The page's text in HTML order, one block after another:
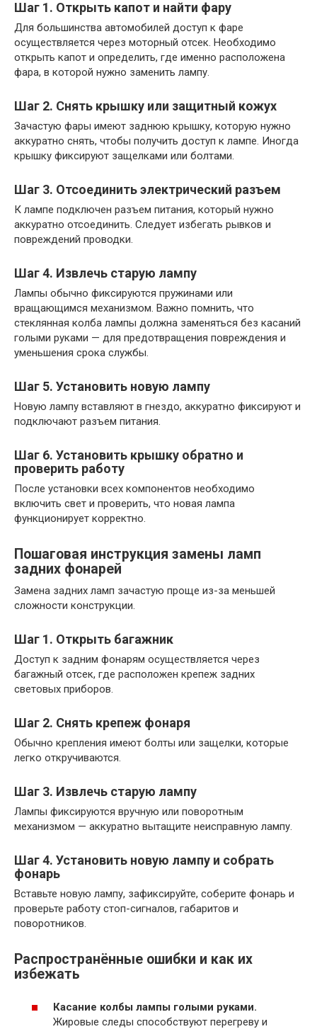
Шаг 1. Открыть капот и найти фару
Для большинства автомобилей доступ к фаре
осуществляется через моторный отсек. Необходимо
открыть капот и определить, где именно расположена
фара, в которой нужно заменить лампу.
Шаг 2. Снять крышку или защитный кожух
Зачастую фары имеют заднюю крышку, которую нужно
аккуратно снять, чтобы получить доступ к лампе. Иногда
крышку фиксируют защелками или болтами.
Шаг 3. Отсоединить электрический разъем
К лампе подключен разъем питания, который нужно
аккуратно отсоединить. Следует избегать рывков и
повреждений проводки.
Шаг 4. Извлечь старую лампу
Лампы обычно фиксируются пружинами или
вращающимся механизмом. Важно помнить, что
стеклянная колба лампы должна заменяться без касаний
голыми руками — для предотвращения повреждения и
уменьшения срока службы.
Шаг 5. Установить новую лампу
Новую лампу вставляют в гнездо, аккуратно фиксируют и
подключают разъем питания.
Шаг 6. Установить крышку обратно и
проверить работу
После установки всех компонентов необходимо
включить свет и проверить, что новая лампа
функционирует корректно.
Пошаговая инструкция замены ламп
задних фонарей
Замена задних ламп зачастую проще из-за меньшей
сложности конструкции.
Шаг 1. Открыть багажник
Доступ к задним фонарям осуществляется через
багажный отсек, где расположен крепеж задних
световых приборов.
Шаг 2. Снять крепеж фонаря
Обычно крепления имеют болты или защелки, которые
легко откручиваются.
Шаг 3. Извлечь старую лампу
Лампы фиксируются вручную или поворотным
механизмом — аккуратно вытащите неисправную лампу.
Шаг 4. Установить новую лампу и собрать
фонарь
Вставьте новую лампу, зафиксируйте, соберите фонарь и
проверьте работу стоп-сигналов, габаритов и
поворотников.
Распространённые ошибки и как их
избежать
Касание колбы лампы голыми руками.
Жировые следы способствуют перегреву и